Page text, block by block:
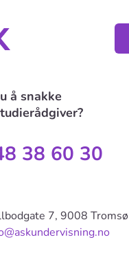
å snakke
38 60 30
7, 9008 Tromsø